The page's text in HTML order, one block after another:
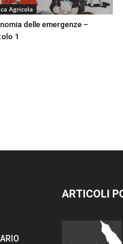
Agricola
delle emergenze –
1
ARTICOLI